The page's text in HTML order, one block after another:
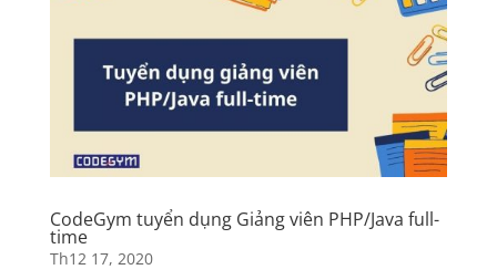
CodeGym tuyển dụng Giảng viên PHP/Java full-
time
Th12 17, 2020